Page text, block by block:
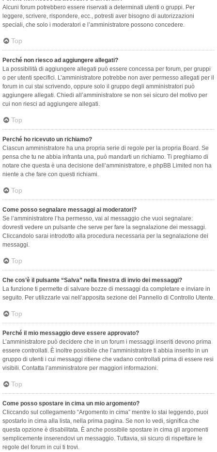
Alcuni forum potrebbero essere riservati a determinati utenti o gruppi. Per
leggere, scrivere, rispondere, ecc., potresti aver bisogno di autorizzazioni
speciali, che solo i moderatori e l’amministratore possono concedere.
Top
Perché non riesco ad aggiungere allegati?
La possibilità di aggiungere allegati può essere concessa per forum, per gruppi
o per utenti specifici. L’amministratore potrebbe non aver permesso allegati per il
forum in cui stai scrivendo, oppure solo il gruppo degli amministratori può
aggiungere allegati. Chiedi all’amministratore se non sei sicuro del motivo per
cui non riesci ad aggiungere allegati.
Top
Perché ho ricevuto un richiamo?
Ciascun amministratore ha una propria serie di regole per la propria Board. Se
pensa che tu ne abbia infranta una, può mandarti un richiamo. Ti preghiamo di
notare che questa è una decisione dell’amministratore, e phpBB Limited non ha
niente a che fare con questi richiami.
Top
Come posso segnalare messaggi ai moderatori?
Se l’amministratore l’ha permesso, vai al messaggio che vuoi segnalare:
dovresti vedere un pulsante che serve per fare la segnalazione dei messaggi.
Cliccandolo sarai introdotto alla procedura necessaria per la segnalazione dei
messaggi.
Top
Che cos’è il pulsante “Salva” nella finestra di invio dei messaggi?
La funzione ti permette di salvare bozze di messaggi da completare e inviare in
seguito. Per utilizzarle vai nell’apposita sezione del Pannello di Controllo Utente.
Top
Perché il mio messaggio deve essere approvato?
L’amministratore può decidere che in un forum i messaggi inseriti devono prima
essere controllati. È inoltre possibile che l’amministratore ti abbia inserito in un
gruppo di utenti i cui messaggi ritiene che vadano controllati prima di essere resi
visibili. Contatta l’amministratore per maggiori informazioni.
Top
Come posso spostare in cima un mio argomento?
Cliccando sul collegamento “Argomento in cima” mentre lo stai leggendo, puoi
spostarlo in cima alla lista, nella prima pagina. Se non lo vedi, significa che
questa opzione è disabilitata. È anche possibile spostare in cima gli argomenti
semplicemente inserendovi un messaggio. Tuttavia, sii sicuro di rispettare le
regole del forum in cui ti trovi.